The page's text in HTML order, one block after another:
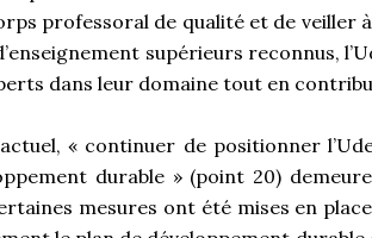
professoral de qualité et de veiller
supérieurs reconnus,
dans leur domaine tout en
« continuer de positionner
durable » (point 20)
mesures ont été mises en